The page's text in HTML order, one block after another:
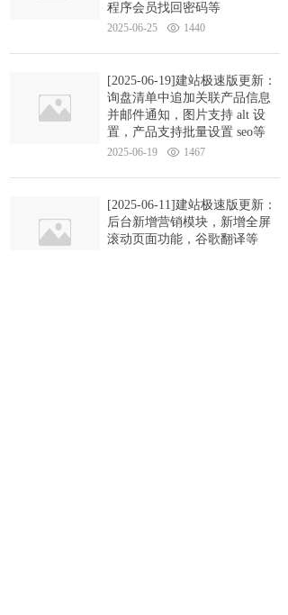
程序会员找回密码等
2025-06-25 1440
[2025-06-19]建站极速版更新：
询盘清单中追加关联产品信息
并邮件通知，图片支持 alt 设
置，产品支持批量设置 seo等
2025-06-19 1467
[2025-06-11]建站极速版更新：
后台新增营销模块，新增全屏
滚动页面功能，谷歌翻译等